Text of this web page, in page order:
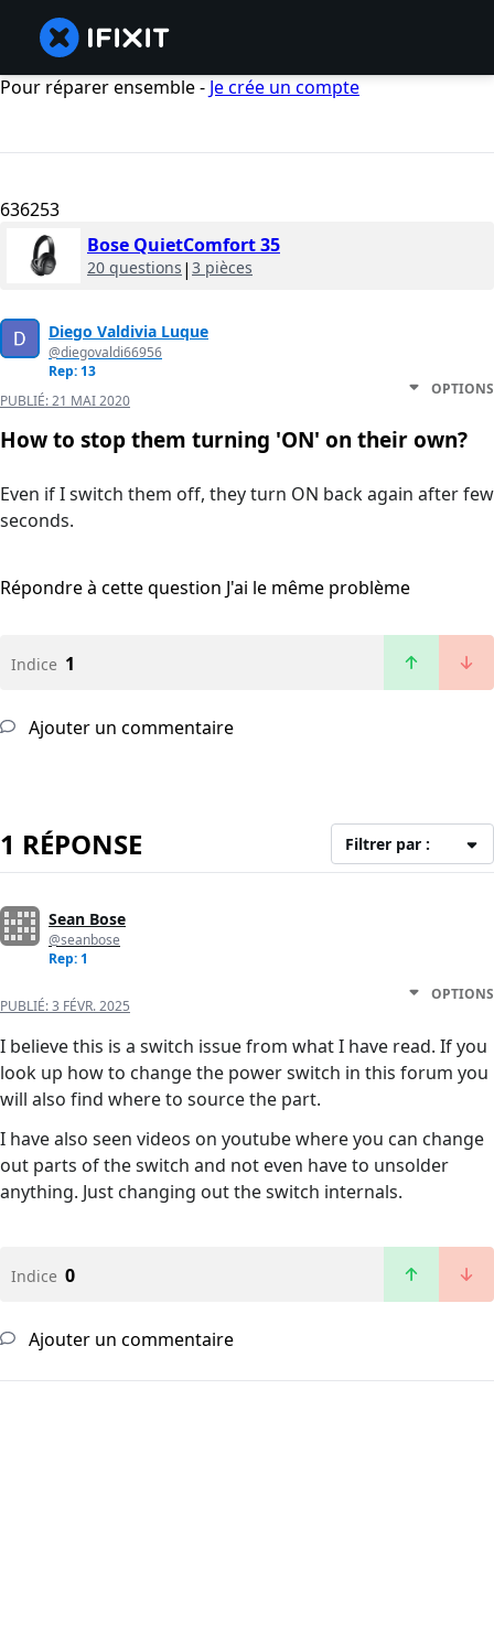
Pour réparer ensemble - Je crée un compte
636253
Bose QuietComfort 35
20 questions | 3 pièces
Diego Valdivia Luque
@diegovaldi66956
Rep: 13
PUBLIÉ:21 MAI 2020
OPTIONS
How to stop them turning 'ON' on their own?
Even if I switch them off, they turn ON back again after few
seconds.
Répondre à cette question J'ai le même problème
Indice 1
Ajouter un commentaire
1 RÉPONSE Filtrer par :
Sean Bose
@seanbose
Rep: 1
PUBLIÉ:3 FÉVR. 2025
OPTIONS
I believe this is a switch issue from what I have read. If you
look up how to change the power switch in this forum you
will also find where to source the part.
I have also seen videos on youtube where you can change
out parts of the switch and not even have to unsolder
anything. Just changing out the switch internals.
Indice 0
Ajouter un commentaire